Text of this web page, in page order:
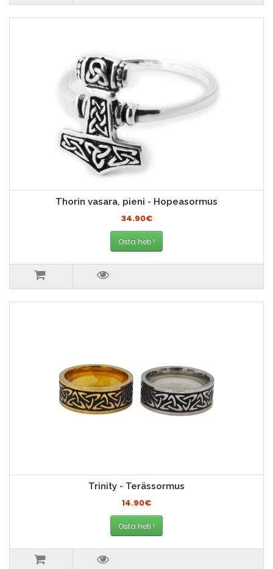
Thorin vasara, pieni - Hopeasormus
34.90€
Osta heti !
Trinity - Terässormus
14.90€
Osta heti !